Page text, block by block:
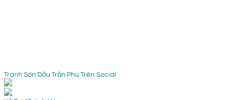
Tranh Sơn Dầu Trần Phú Trên Social